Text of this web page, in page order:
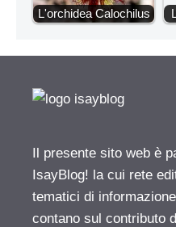
L'orchidea Calochilus
Il presente sito web è
IsayBlog! la cui rete
tematici di
contano sul contributo